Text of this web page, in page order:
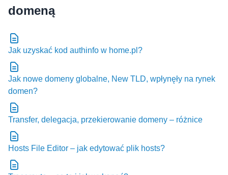
Jak uzyskać kod authinfo w home.pl?
Jak nowe domeny globalne, New TLD, wpłynęły na rynek
domen?
Transfer, delegacja, przekierowanie domeny – różnice
Hosts File Editor – jak edytować plik hosts?